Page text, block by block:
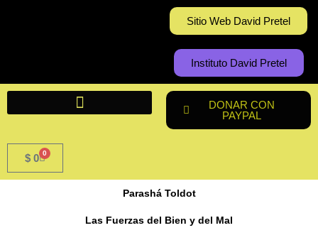
Sitio Web David Pretel
Instituto David Pretel
DONAR CON
PAYPAL
$ 0 0
Cart
Parashá Toldot
Las Fuerzas del Bien y del Mal